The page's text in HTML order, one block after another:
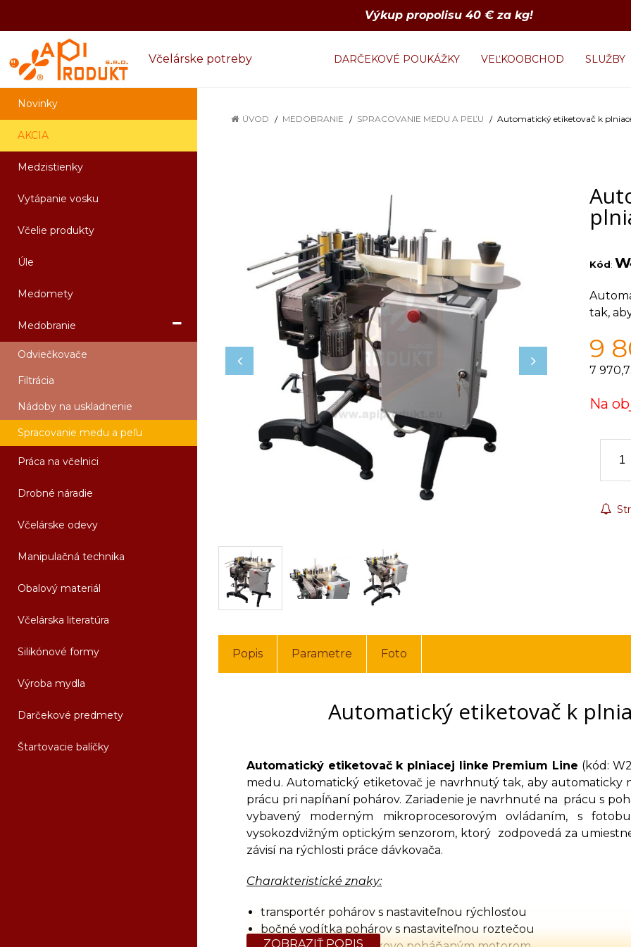
Výkup propolisu 40 € za kg!
Včelárske potreby DARČEKOVÉ POUKÁŽKY VEĽKOOBCHOD SLUŽBY
Novinky
AKCIA
Medzistienky
Vytápanie vosku
Včelie produkty
Úle
Medomety
Medobranie
Odviečkovače
Filtrácia
Nádoby na uskladnenie
Spracovanie medu a peľu
Práca na včelnici
Drobné náradie
Včelárske odevy
Manipulačná technika
Obalový materiál
Včelárska literatúra
Silikónové formy
Výroba mydla
Darčekové predmety
Štartovacie balíčky
ÚVOD MEDOBRANIE SPRACOVANIE MEDU A PEĽU Automatický etiketovač k
Kód:
tak,
9
7
Na
Popis Parametre Foto
Automatický etiketovač k
Automatický etiketovač k plniacej linke Premium Line (kód:
medu. Automatický etiketovač je navrhnutý tak, aby automaticky
prácu pri napĺňaní pohárov. Zariadenie je navrhnuté na prácu s
vybavený moderným mikroprocesorovým ovládaním, s
vysokozdvižným optickým senzorom, ktorý zodpovedá za
závisí na rýchlosti práce dávkovača.
Charakteristické znaky:
transportér pohárov s nastaviteľnou rýchlosťou
bočné vodítka pohárov s nastaviteľnou roztečou
ZOBRAZIŤ POPIS